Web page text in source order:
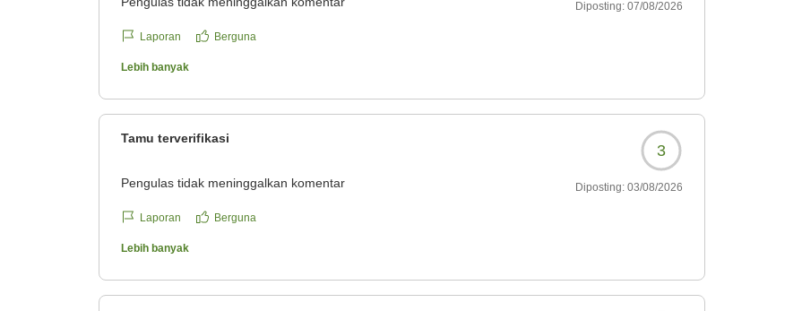
Diposting: 07/08/2026
Laporan Berguna
Lebih banyak
Tamu terverifikasi
3
Pengulas tidak meninggalkan komentar Diposting: 03/08/2026
Laporan Berguna
Lebih banyak